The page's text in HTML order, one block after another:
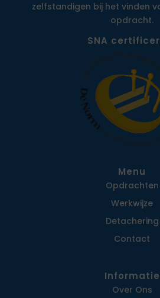
zelfstandigen bij het vinden
opdracht.
SNA
Menu
Opdrachten
Werkwijze
Detachering
Contact
Informatie
Over Ons